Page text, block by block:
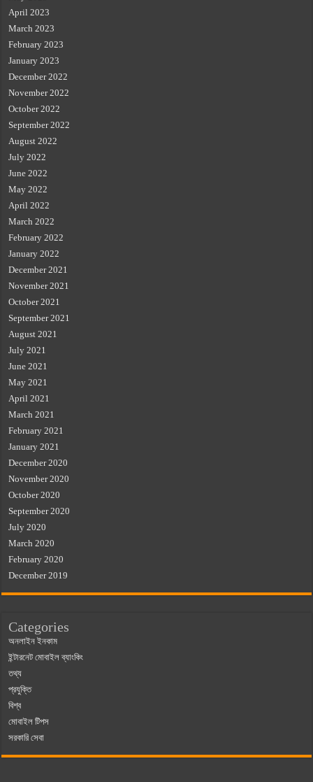
April 2023
March 2023
February 2023
January 2023
December 2022
November 2022
October 2022
September 2022
August 2022
July 2022
June 2022
May 2022
April 2022
March 2022
February 2022
January 2022
December 2021
November 2021
October 2021
September 2021
August 2021
July 2021
June 2021
May 2021
April 2021
March 2021
February 2021
January 2021
December 2020
November 2020
October 2020
September 2020
July 2020
March 2020
February 2020
December 2019
Categories
অনলাইন ইনকাম
ইন্টারনেট মোবাইল ব্যাংকিং
তথ্য
প্রযুক্তি
বিশ্ব
মোবাইল টিপস
সরকারি সেবা